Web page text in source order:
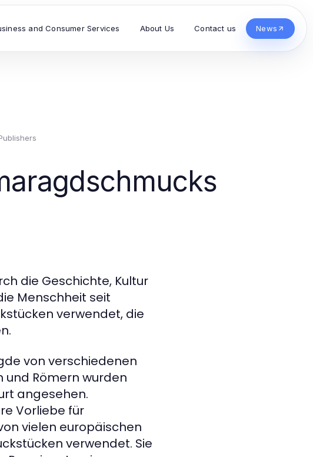
and Consumer Services About Us Contact us News
die Geschichte, Kultur
Menschheit seit
verwendet, die
von verschiedenen
und Römern wurden
angesehen.
Vorliebe für
vielen europäischen
verwendet. Sie